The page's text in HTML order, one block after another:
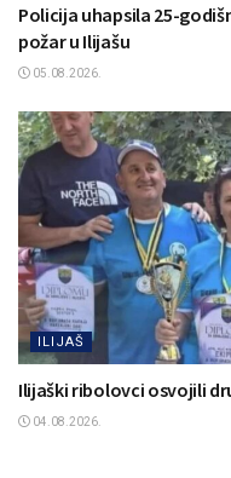
Policija uhapsila 25-
požar u Ilijašu
05.08.2026.
ILIJAŠ
Ilijaški ribolovci osvojili
04.08.2026.